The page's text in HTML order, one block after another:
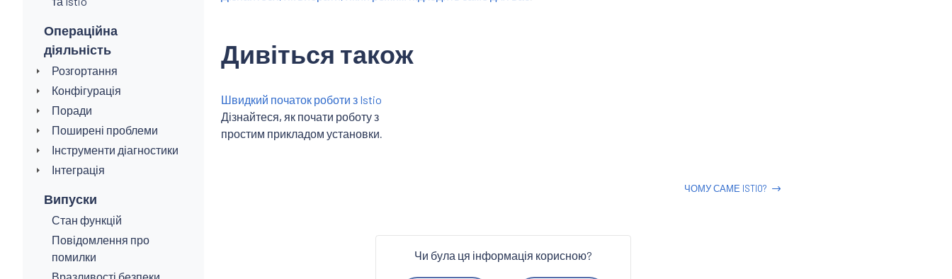
Операційна
діяльність
Розгортання
Конфігурація
Поради
Поширені проблеми
Інструменти діагностики
Інтеграція
Випуски
Стан функцій
Повідомлення про
помилки
Вразливості безпеки
Дивіться також
Швидкий початок роботи з Istio
Дізнайтеся, як почати роботу з
простим прикладом установки.
ЧОМУ САМЕ ISTIO?
Чи була ця інформація корисною?